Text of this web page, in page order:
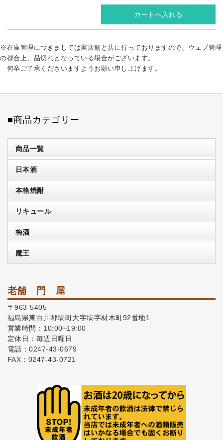
※在庫管理につきましては実店舗と共に行っておりますので、ウェブ管理
の都合上、品切れとなっている場合がございます。
何卒ご了承くださいますようお願い申し上げます。
■商品カテゴリー
商品一覧
日本酒
本格焼酎
リキュール
梅酒
魔王
老舗 門 屋
〒963-5405
福島県東白川郡塙町大字塙字材木町92番地1
営業時間：10:00~19:00
定休日：毎週日曜日
電話：0247-43-0679
FAX：0247-43-0721